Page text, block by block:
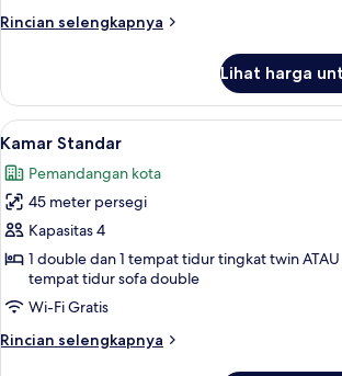
Tidur
Rincian selengkapnya
Rincian
Kamar
Standar,
2
Tidur
Twin
Lihat harga
Lihat
semua
foto
untuk
Kamar
Standar
Kamar
46
Kamar Standar
Pemandangan kota
45 meter persegi
Kapasitas 4
1 double dan 1 tempat tidur tingkat twin ATAU
tempat tidur sofa double
Wi-Fi Gratis
Rincian selengkapnya
Rincian